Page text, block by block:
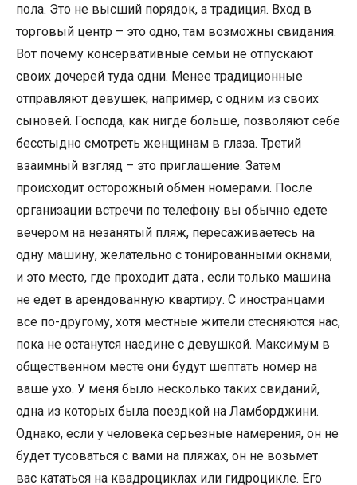
пола. Это не высший порядок, а традиция. Вход в
торговый центр – это одно, там возможны свидания.
Вот почему консервативные семьи не отпускают
своих дочерей туда одни. Менее традиционные
отправляют девушек, например, с одним из своих
сыновей. Господа, как нигде больше, позволяют себе
бесстыдно смотреть женщинам в глаза. Третий
взаимный взгляд – это приглашение. Затем
происходит осторожный обмен номерами. После
организации встречи по телефону вы обычно едете
вечером на незанятый пляж, пересаживаетесь на
одну машину, желательно с тонированными окнами,
и это место, где проходит дата , если только машина
не едет в арендованную квартиру. С иностранцами
все по-другому, хотя местные жители стесняются нас,
пока не останутся наедине с девушкой. Максимум в
общественном месте они будут шептать номер на
ваше ухо. У меня было несколько таких свиданий,
одна из которых была поездкой на Ламборджини.
Однако, если у человека серьезные намерения, он не
будет тусоваться с вами на пляжах, он не возьмет
вас кататься на квадроциклах или гидроцикле. Его